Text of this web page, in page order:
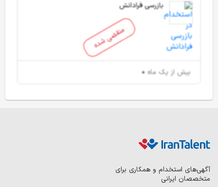
منقضی شده
بازرسی فرادانش
بیش از یک ماه
آگهی‌های استخدام و همکاری برای
متخصصان ایرانی